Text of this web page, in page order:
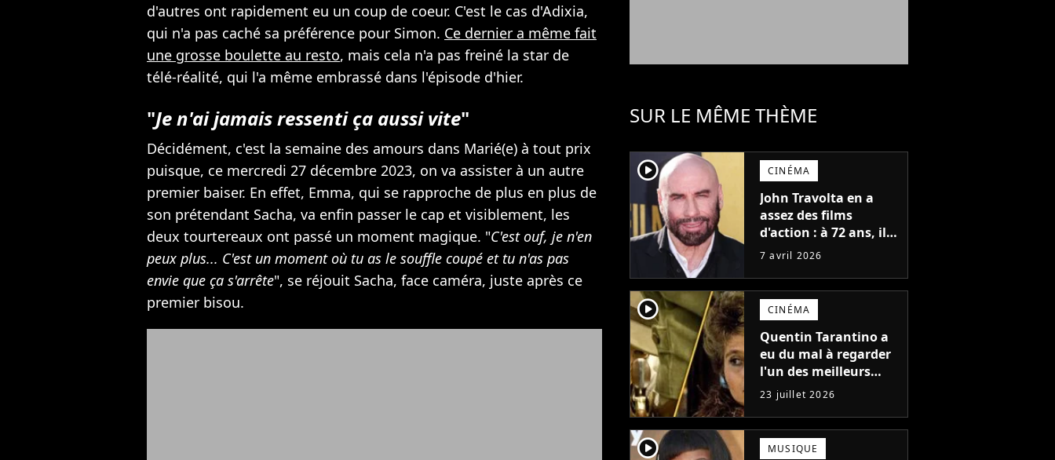
d'autres ont rapidement eu un coup de coeur. C'est le cas d'Adixia,
qui n'a pas caché sa préférence pour Simon. Ce dernier a même fait
une grosse boulette au resto, mais cela n'a pas freiné la star de
télé-réalité, qui l'a même embrassé dans l'épisode d'hier.
"Je n'ai jamais ressenti ça aussi vite"
Décidément, c'est la semaine des amours dans Marié(e) à tout prix
puisque, ce mercredi 27 décembre 2023, on va assister à un autre
premier baiser. En effet, Emma, qui se rapproche de plus en plus de
son prétendant Sacha, va enfin passer le cap et visiblement, les
deux tourtereaux ont passé un moment magique. "C'est ouf, je n'en
peux plus... C'est un moment où tu as le souffle coupé et tu n'as pas
envie que ça s'arrête", se réjouit Sacha, face caméra, juste après ce
premier bisou.
SUR LE MÊME THÈME
player2 CINÉMA
John Travolta en a
assez des films
d'action : à 72 ans, il
signe son premier
écrite il y a 30 ans
7 avril 2026
player2 CINÉMA
Quentin Tarantino a
eu du mal à regarder
l'un des meilleurs
films de tous les
temps : "J'ai à peine
réussi à aller jusqu'au
générique de fin"
23 juillet 2026
player2 MUSIQUE